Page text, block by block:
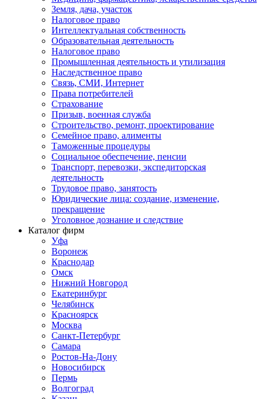
Земля, дача, участок
Налоговое право
Интеллектуальная собственность
Образовательная деятельность
Налоговое право
Промышленная деятельность и утилизация
Наследственное право
Связь, СМИ, Интернет
Права потребителей
Страхование
Призыв, военная служба
Строительство, ремонт, проектирование
Семейное право, алименты
Таможенные процедуры
Социальное обеспечение, пенсии
Транспорт, перевозки, экспедиторская
деятельность
Трудовое право, занятость
Юридические лица: создание, изменение,
прекращение
Уголовное дознание и следствие
Каталог фирм
Уфа
Воронеж
Краснодар
Омск
Нижний Новгород
Екатеринбург
Челябинск
Красноярск
Москва
Санкт-Петербург
Самара
Ростов-На-Дону
Новосибирск
Пермь
Волгоград